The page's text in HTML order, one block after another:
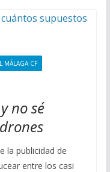
MÁLAGA CF
no sé
la publicidad de
entre los casi